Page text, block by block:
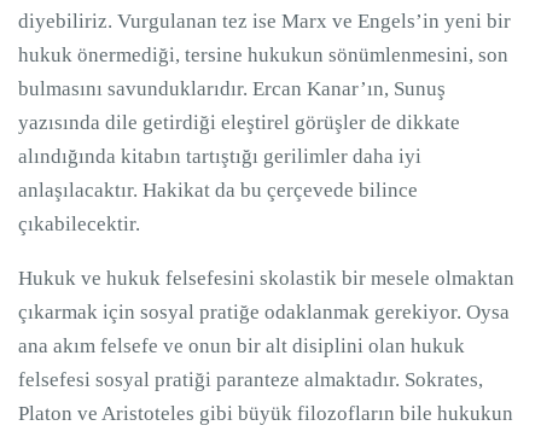
diyebiliriz. Vurgulanan tez ise Marx ve Engels’in yeni bir
hukuk önermediği, tersine hukukun sönümlenmesini, son
bulmasını savunduklarıdır. Ercan Kanar’ın, Sunuş
yazısında dile getirdiği eleştirel görüşler de dikkate
alındığında kitabın tartıştığı gerilimler daha iyi
anlaşılacaktır. Hakikat da bu çerçevede bilince
çıkabilecektir.
Hukuk ve hukuk felsefesini skolastik bir mesele olmaktan
çıkarmak için sosyal pratiğe odaklanmak gerekiyor. Oysa
ana akım felsefe ve onun bir alt disiplini olan hukuk
felsefesi sosyal pratiği paranteze almaktadır. Sokrates,
Platon ve Aristoteles gibi büyük filozofların bile hukukun